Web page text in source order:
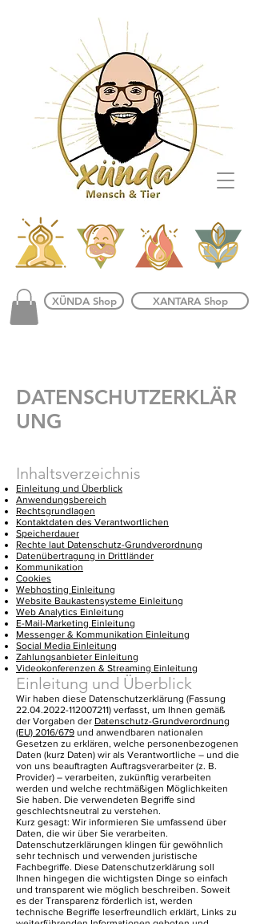
XÜNDA Shop XANTARA Shop
DATENSCHUTZERKLÄR
UNG
Inhaltsverzeichnis
Einleitung und Überblick
Anwendungsbereich
Rechtsgrundlagen
Kontaktdaten des Verantwortlichen
Speicherdauer
Rechte laut Datenschutz-Grundverordnung
Datenübertragung in Drittländer
Kommunikation
Cookies
Webhosting Einleitung
Website Baukastensysteme Einleitung
Web Analytics Einleitung
E-Mail-Marketing Einleitung
Messenger & Kommunikation Einleitung
Social Media Einleitung
Zahlungsanbieter Einleitung
Videokonferenzen & Streaming Einleitung
Einleitung und Überblick
Wir haben diese Datenschutzerklärung (Fassung
22.04.2022-112007211) verfasst, um Ihnen gemäß
der Vorgaben der Datenschutz-Grundverordnung
(EU) 2016/679 und anwendbaren nationalen
Gesetzen zu erklären, welche personenbezogenen
Daten (kurz Daten) wir als Verantwortliche – und die
von uns beauftragten Auftragsverarbeiter (z. B.
Provider) – verarbeiten, zukünftig verarbeiten
werden und welche rechtmäßigen Möglichkeiten
Sie haben. Die verwendeten Begriffe sind
geschlechtsneutral zu verstehen.
Kurz gesagt: Wir informieren Sie umfassend über
Daten, die wir über Sie verarbeiten.
Datenschutzerklärungen klingen für gewöhnlich
sehr technisch und verwenden juristische
Fachbegriffe. Diese Datenschutzerklärung soll
Ihnen hingegen die wichtigsten Dinge so einfach
und transparent wie möglich beschreiben. Soweit
es der Transparenz förderlich ist, werden
technische Begriffe leserfreundlich erklärt, Links zu